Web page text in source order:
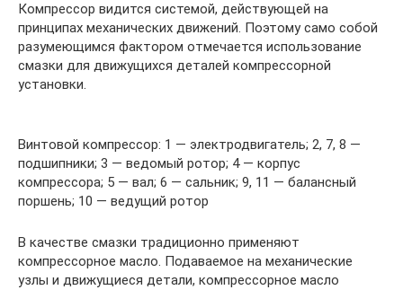
Компрессор видится системой, действующей на
принципах механических движений. Поэтому само собой
разумеющимся фактором отмечается использование
смазки для движущихся деталей компрессорной
установки.
Винтовой компрессор: 1 — электродвигатель; 2, 7, 8 —
подшипники; 3 — ведомый ротор; 4 — корпус
компрессора; 5 — вал; 6 — сальник; 9, 11 — балансный
поршень; 10 — ведущий ротор
В качестве смазки традиционно применяют
компрессорное масло. Подаваемое на механические
узлы и движущиеся детали, компрессорное масло